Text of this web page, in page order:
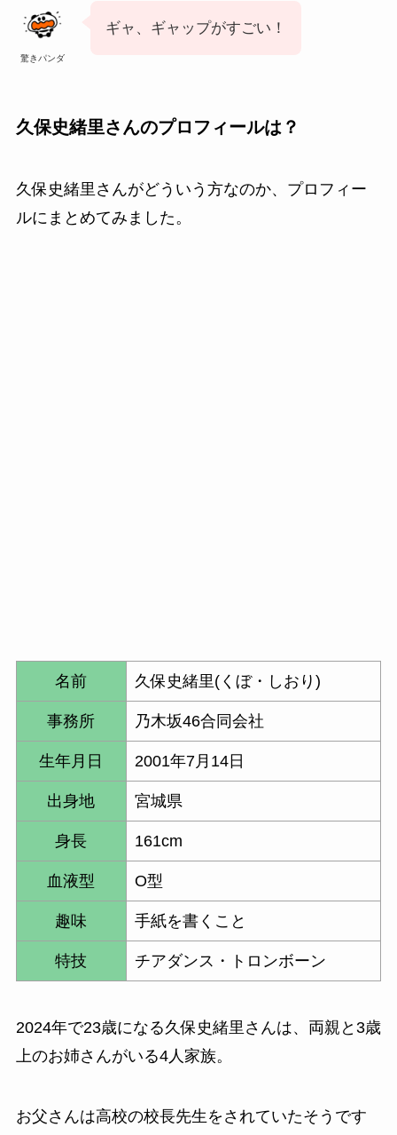
驚きパンダ
ギャ、ギャップがすごい！
久保史緒里さんのプロフィールは？
久保史緒里 さんがどういう方なのか、プロフィー
ルにまとめてみました。
名前 久保史緒里(くぼ・しおり)
事務所 乃木坂46合同会社
生年月日 2001年7月14日
出身地 宮城県
身長 161cm
血液型 O型
趣味 手紙を書くこと
特技 チアダンス・トロンボーン
2024年で23歳になる久保史緒里さんは、両親と3歳
上のお姉さんがいる4人家族。
お父さんは高校の校長先生をされていたそうです